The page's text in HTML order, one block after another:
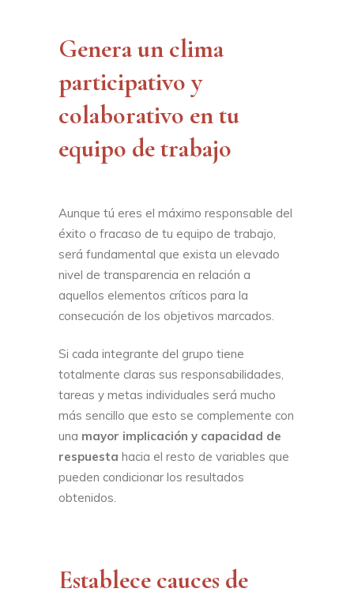
Genera un clima
participativo y
colaborativo en tu
equipo de trabajo
Aunque tú eres el máximo responsable del
éxito o fracaso de tu equipo de trabajo,
será fundamental que exista un elevado
nivel de transparencia en relación a
aquellos elementos críticos para la
consecución de los objetivos marcados.
Si cada integrante del grupo tiene
totalmente claras sus responsabilidades,
tareas y metas individuales será mucho
más sencillo que esto se complemente con
una mayor implicación y capacidad de
respuesta hacia el resto de variables que
pueden condicionar los resultados
obtenidos.
Establece cauces de